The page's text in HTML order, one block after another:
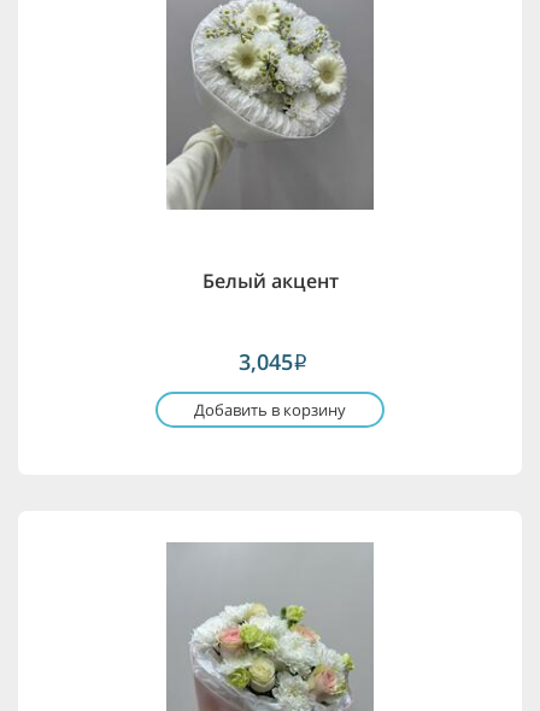
Белый акцент
3,045i
Добавить в корзину